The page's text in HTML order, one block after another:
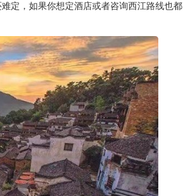
定，如果你想定酒店或者咨询西江路线也都